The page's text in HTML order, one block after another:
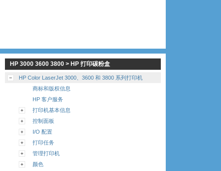
HP 3000 3600 3800 > HP 打印碳粉盒
HP Color LaserJet 3000、3600 和 3800 系列打印机
商标和版权信息
HP 客户服务
打印机基本信息
控制面板
I/O 配置
打印任务
管理打印机
颜色